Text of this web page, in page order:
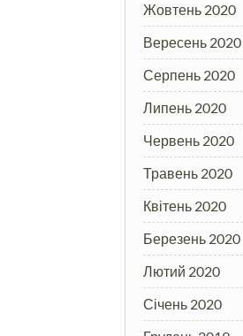
Жовтень 2020
Вересень 2020
Серпень 2020
Липень 2020
Червень 2020
Травень 2020
Квітень 2020
Березень 2020
Лютий 2020
Січень 2020